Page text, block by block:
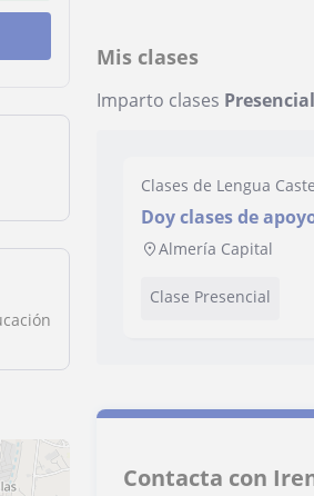
Mis clases
Imparto clases
Clases de Lengua
Doy clases de
especialidad es
Almería Capital
Clase Presencial
Contacta con